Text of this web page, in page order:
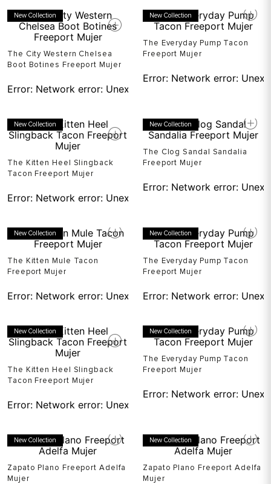
New Collection
The City Western Chelsea
Boot Botines Freeport Mujer
Error: Network error: Unexpected token T in JSON at
New Collection
The Everyday Pump Tacon
Freeport Mujer
Error: Network error:
New Collection
The Kitten Heel Slingback
Tacon Freeport Mujer
Error: Network error: Unexpected token T in JSON at
New Collection
The Clog Sandal Sandalia
Freeport Mujer
Error: Network error:
New Collection
The Kitten Mule Tacon
Freeport Mujer
Error: Network error: Unexpected token T in JSON at
New Collection
The Everyday Pump Tacon
Freeport Mujer
Error: Network error:
New Collection
The Kitten Heel Slingback
Tacon Freeport Mujer
Error: Network error: Unexpected token T in JSON at
New Collection
The Everyday Pump Tacon
Freeport Mujer
Error: Network error:
New Collection
Zapato Plano Freeport Adelfa
Mujer
New Collection
Zapato Plano Freeport Adelfa
Mujer